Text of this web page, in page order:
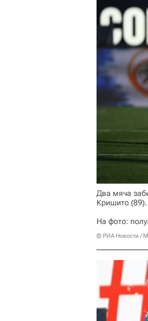
Два мяча
Кришито (89).
На фото:
© РИА Новости /